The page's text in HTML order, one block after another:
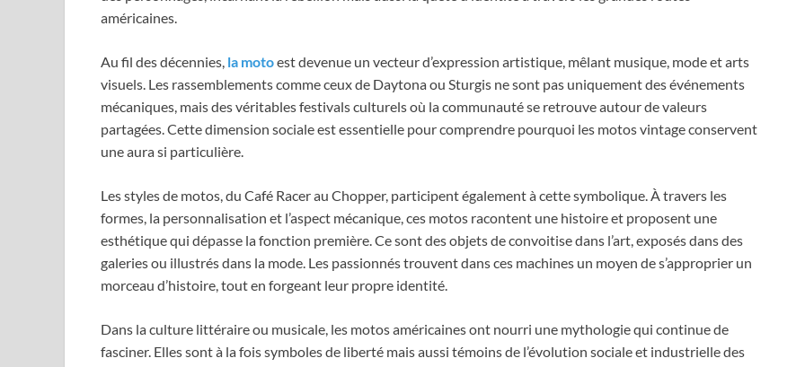
américaines.
Au fil des décennies, la motoest devenue un vecteur d’expression artistique, mêlant musique, mode et arts
visuels. Les rassemblements comme ceux de Daytona ou Sturgis ne sont pas uniquement des événements
mécaniques, mais des véritables festivals culturels où la communauté se retrouve autour de valeurs
partagées. Cette dimension sociale est essentielle pour comprendre pourquoi les motos vintage conservent
une aura si particulière.
Les styles de motos, du Café Racer au Chopper, participent également à cette symbolique. À travers les
formes, la personnalisation et l’aspect mécanique, ces motos racontent une histoire et proposent une
esthétique qui dépasse la fonction première. Ce sont des objets de convoitise dans l’art, exposés dans des
galeries ou illustrés dans la mode. Les passionnés trouvent dans ces machines un moyen de s’approprier un
morceau d’histoire, tout en forgeant leur propre identité.
Dans la culture littéraire ou musicale, les motos américaines ont nourri une mythologie qui continue de
fasciner. Elles sont à la fois symboles de liberté mais aussi témoins de l’évolution sociale et industrielle des